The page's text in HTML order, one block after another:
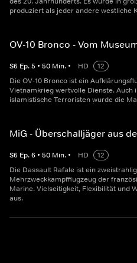
produziert als jeder andere westliche
OV-10 Bronco - Vom
S6 Ep.5 • 50 Min. • HD
12
Die OV-10 Bronco ist ein
Vietnamkrieg wertvolle Dienste. Auch
islamistische Terroristen wurde die
MiG - Überschalljäger aus
S6 Ep.6 • 50 Min. • HD
12
Die Dassault Rafale ist ein
Mehrzweckkampfflugzeug der
Marine. Vielseitigkeit, Flexibilität und
aus.